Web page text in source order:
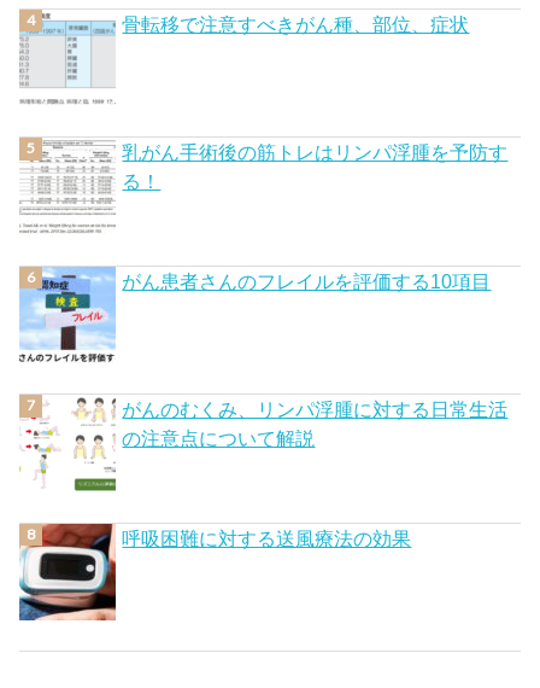
骨転移で注意すべきがん種、部位、症状
乳がん手術後の筋トレはリンパ浮腫を予防す
る！
がん患者さんのフレイルを評価する10項目
がんのむくみ、リンパ浮腫に対する日常生活
の注意点について解説
呼吸困難に対する送風療法の効果